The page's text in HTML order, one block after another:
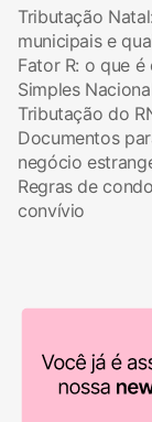
Tributação
municipais e
Fator R: o que
Simples
Tributação do
Documentos
negócio
Regras de
convívio